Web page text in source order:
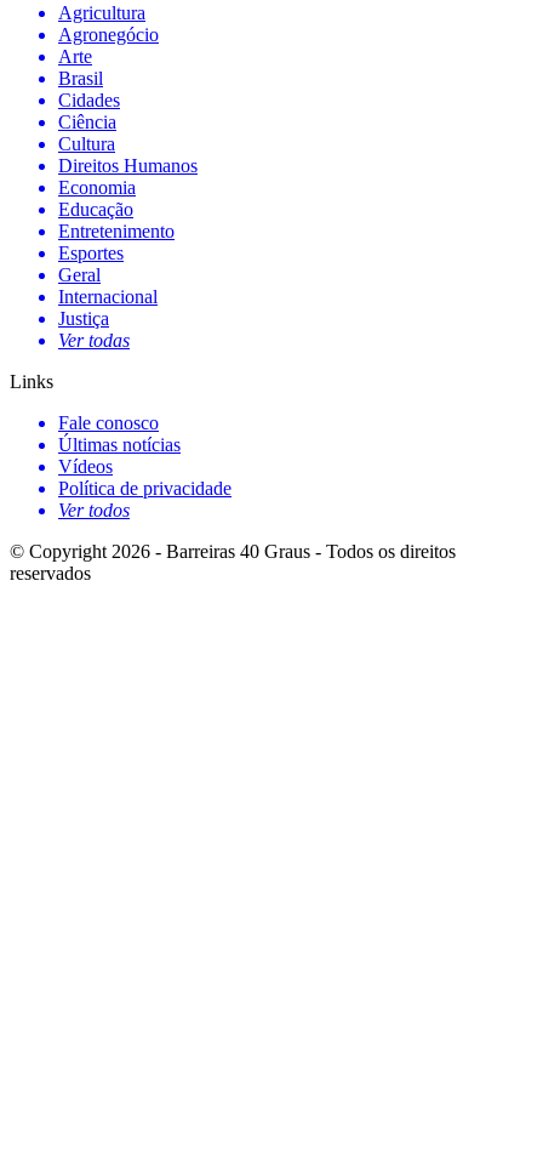
Agricultura
Agronegócio
Arte
Brasil
Cidades
Ciência
Cultura
Direitos Humanos
Economia
Educação
Entretenimento
Esportes
Geral
Internacional
Justiça
Ver todas
Links
Fale conosco
Últimas notícias
Vídeos
Política de privacidade
Ver todos
© Copyright 2026 - Barreiras 40 Graus - Todos os direitos
reservados